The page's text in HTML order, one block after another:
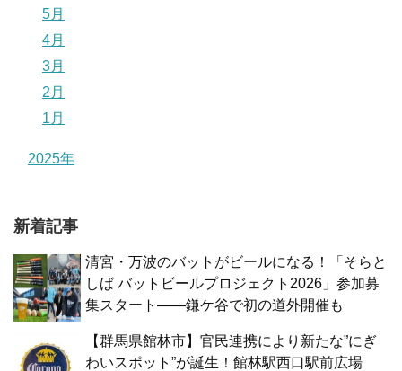
5月
4月
3月
2月
1月
2025年
新着記事
清宮・万波のバットがビールになる！「そらと
しば バットビールプロジェクト2026」参加募
集スタート——鎌ケ谷で初の道外開催も
【群馬県館林市】官民連携により新たな”にぎ
わいスポット”が誕生！館林駅西口駅前広場